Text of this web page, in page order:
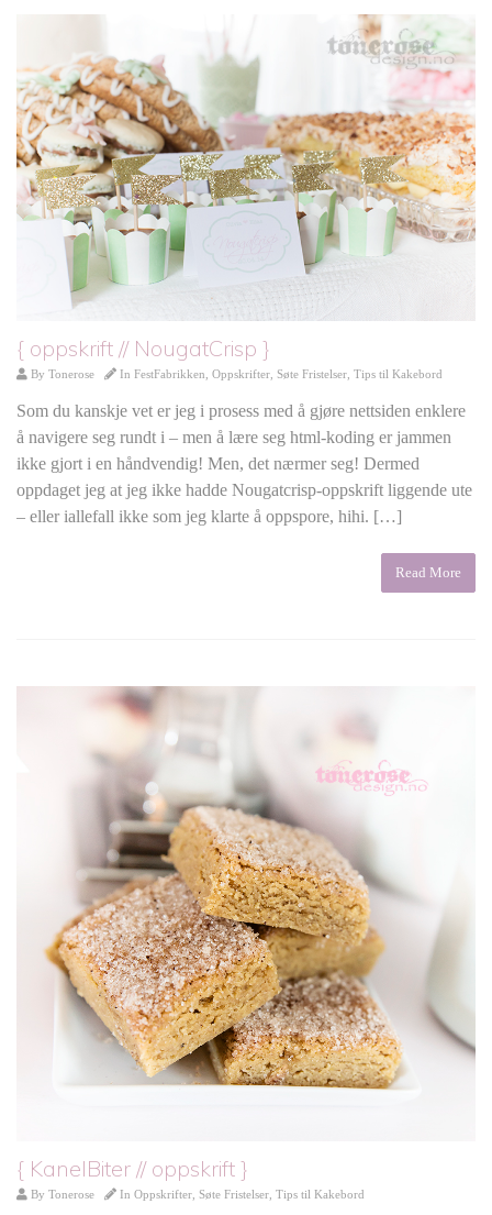
{ oppskrift // NougatCrisp }
By Tonerose In FestFabrikken Oppskrifter Søte Fristelser Tips til Kakebord
Som du kanskje vet er jeg i prosess med å gjøre nettsiden enklere
å navigere seg rundt i – men å lære seg html-koding er jammen
ikke gjort i en håndvendig! Men, det nærmer seg! Dermed
oppdaget jeg at jeg ikke hadde Nougatcrisp-oppskrift liggende ute
– eller iallefall ikke som jeg klarte å oppspore, hihi. […]
Read More
{ KanelBiter // oppskrift }
By Tonerose In Oppskrifter Søte Fristelser Tips til Kakebord